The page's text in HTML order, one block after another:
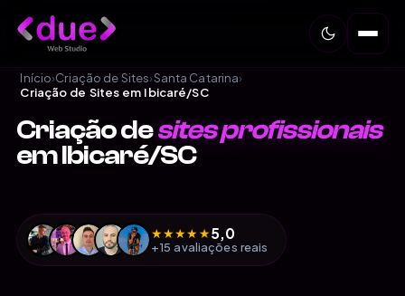
Início›Criação de Sites›Santa Catarina›
Criação de Sites em Ibicaré/SC
Criação desites profissionais
em Ibicaré/SC
★★★★★5,0
+15 avaliações reais